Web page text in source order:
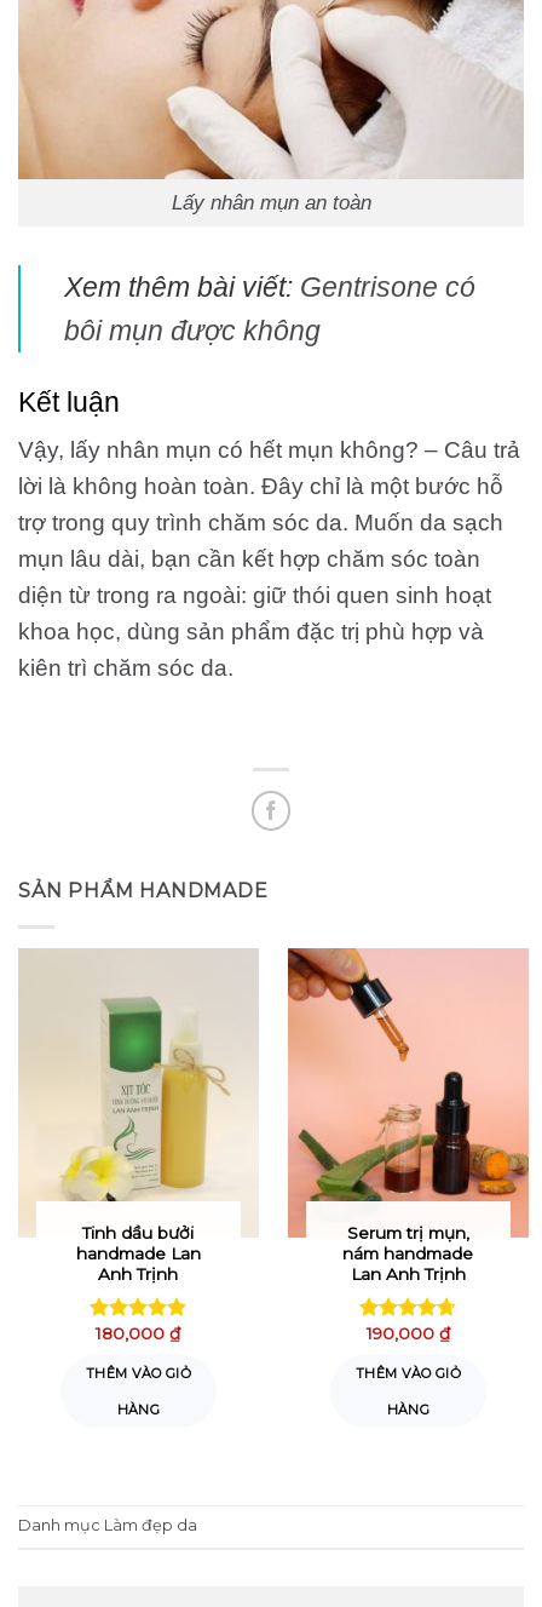
Lấy nhân mụn an toàn
Xem thêm bài viết: Gentrisone có
bôi mụn được không
Kết luận
Vậy, lấy nhân mụn có hết mụn không? – Câu trả
lời là không hoàn toàn. Đây chỉ là một bước hỗ
trợ trong quy trình chăm sóc da. Muốn da sạch
mụn lâu dài, bạn cần kết hợp chăm sóc toàn
diện từ trong ra ngoài: giữ thói quen sinh hoạt
khoa học, dùng sản phẩm đặc trị phù hợp và
kiên trì chăm sóc da.
SẢN PHẨM HANDMADE
Tinh dầu bưởi
handmade Lan
Anh Trịnh
Được xếp
5 sao
180,000₫
THÊM VÀO GIỎ
HÀNG
Serum trị mụn,
nám handmade
Lan Anh Trịnh
Được xếp
5 sao
190,000 ₫
THÊM VÀO GIỎ
HÀNG
Danh mục Làm đẹp da